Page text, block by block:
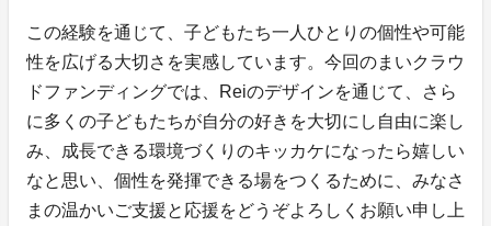
この経験を通じて、子どもたち一人ひとりの個性や可能
性を広げる大切さを実感しています。今回のまいクラウ
ドファンディングでは、Reiのデザインを通じて、さら
に多くの子どもたちが自分の好きを大切にし自由に楽し
み、成長できる環境づくりのキッカケになったら嬉しい
なと思い、個性を発揮できる場をつくるために、みなさ
まの温かいご支援と応援をどうぞよろしくお願い申し上